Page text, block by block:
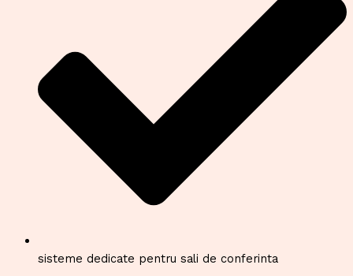
sisteme dedicate pentru sali de conferinta